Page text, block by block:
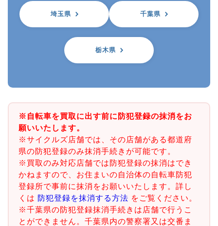
埼玉県 千葉県
栃木県
※自転車を買取に出す前に防犯登録の抹消をお
願いいたします。
※サイクルズ店舗では、その店舗がある都道府
県の防犯登録のみ抹消手続きが可能です。
※買取のみ対応店舗では防犯登録の抹消はでき
かねますので、お住まいの自治体の自転車防犯
登録所で事前に抹消をお願いいたします。詳し
くは 防犯登録を抹消する方法 をご覧ください。
※千葉県の防犯登録抹消手続きは店舗で行うこ
とができません。千葉県内の警察署又は交番ま